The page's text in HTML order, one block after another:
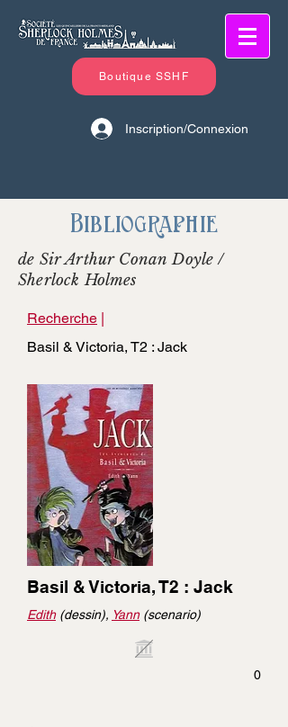
Boutique SSHF
Inscription/Connexion
Bibliographie
de Sir Arthur Conan Doyle /
Sherlock Holmes
Recherche |
Basil & Victoria, T2 : Jack
Basil & Victoria, T2 : Jack
Edith(dessin), Yann(scenario)
0